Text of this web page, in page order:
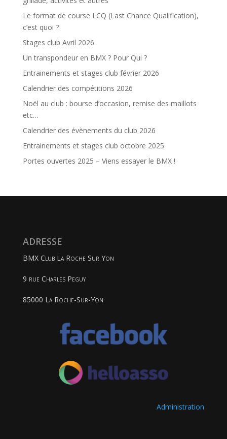
Le format de course LCQ (Last Chance Qualification),
c’est quoi ?
Stages club Avril 2026
Un transpondeur en BMX ? Pour Qui ?
Entrainements et stages club février 2026
Calendrier des compétitions 2026
Noël au club : bourse d’occasion, remise des maillots
etc…
Calendrier des évènements du club 2026
Entrainements et stages club octobre 2025
Portes ouvertes 2025 – Viens essayer le BMX !
ADRESSE
BMX Club La Roche Sur Yon
9 rue Charles Peguy
85000 La Roche-Sur-Yon
Administration